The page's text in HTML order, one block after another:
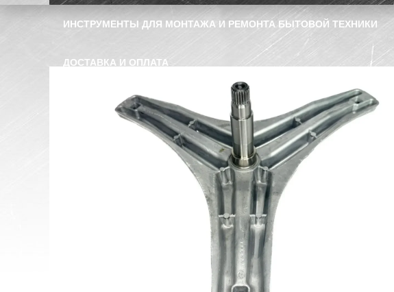
ИНСТРУМЕНТЫ ДЛЯ МОНТАЖА И РЕМОНТА БЫТОВОЙ ТЕХНИКИ
ДОСТАВКА И ОПЛАТА